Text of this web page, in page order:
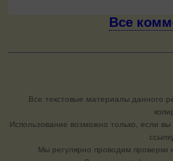
Все
Все текстовые материалы данного
Использование возможно только, если
Мы регулярно проводим проверки